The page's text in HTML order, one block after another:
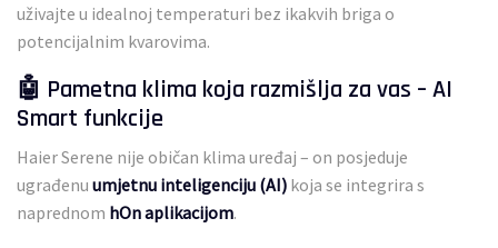
uživajte u idealnoj temperaturi bez ikakvih briga o
potencijalnim kvarovima.
🤖 Pametna klima koja razmišlja za vas – AI
Smart funkcije
Haier Serene nije običan klima uređaj – on posjeduje
ugrađenu umjetnu inteligenciju (AI) koja se integrira s
naprednom hOn aplikacijom.